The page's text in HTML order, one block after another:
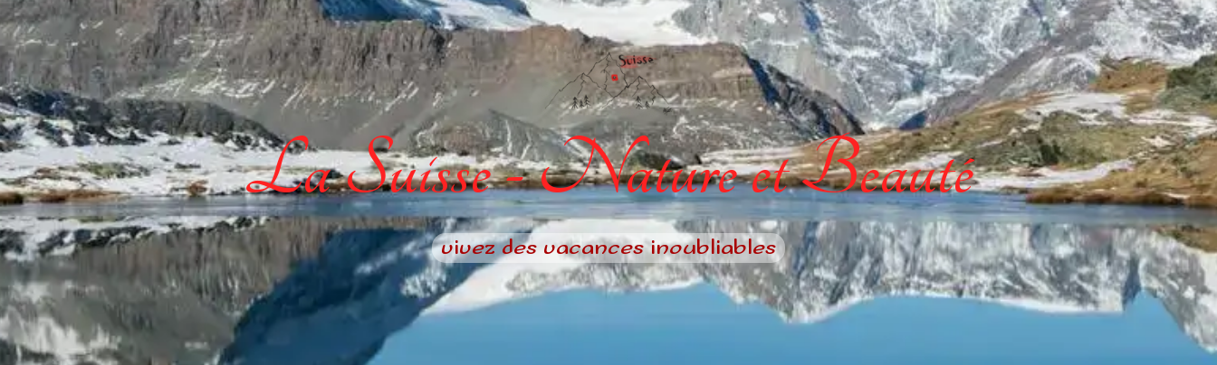
La Suisse - Nature et Beauté
vivez des vacances inoubliables